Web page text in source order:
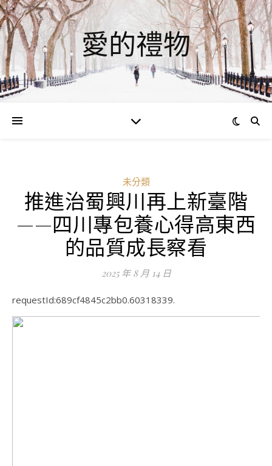
愛的禮物
未分類
推進治蜀興川再上新臺階
——四川專包養心得高東西
的品質成長察看
2025 年 8 月 14 日
requestId:689cf4845c2bb0.60318339.